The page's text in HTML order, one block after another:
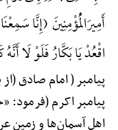
أَمِیرَالْمُؤْمِنِینَ (إِنَّا
اقْعُدْ یَا بَکَّارُ فَلَوْ لَا
پیامبر ( امام صادق
پیامبر اکرم (فرمود:
اهل آسمان‌ها و